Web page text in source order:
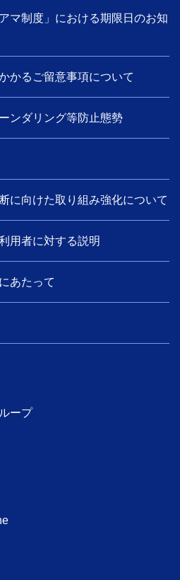
マ制度」における期限日のお知
かるご留意事項について
ンダリング等防止態勢
に向けた取り組み強化について
用者に対する説明
あたって
ープ